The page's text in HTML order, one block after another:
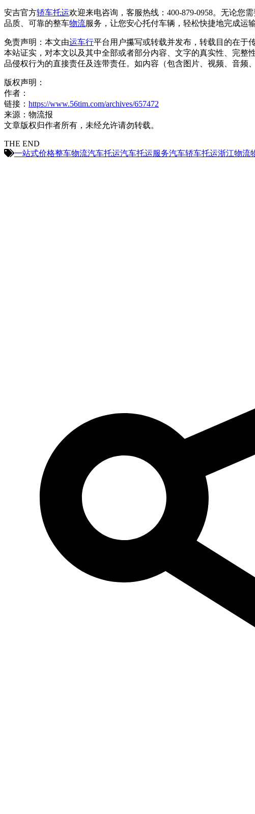
安吉官方轿车托运欢迎来电咨询，客服热线：400-879-0958。无论您
品质、可靠的整车物流服务，让您安心托付车辆，轻松快捷地完成运输
免责声明：本文由运车行平台用户攥写或转载并发布，转载目的在于
本站证实，对本文以及其中全部或者部分内容、文字的真实性、完
品侵权行为的直接责任及连带责任。如内容（包含图片、视频、音频
版权声明：
作者：
链接： https://www.56tim.com/archives/657472
来源：物流报
文章版权归作者所有，未经允许请勿转载。
THE END
一站式价格整车物流汽车托运汽车托运服务汽车轿车托运浙江物流